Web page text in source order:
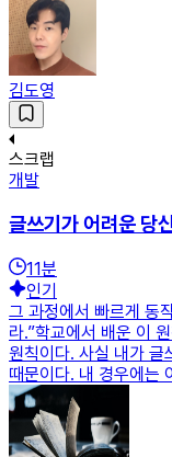
김도영
스크랩
개발
글쓰기가 어려운 당
11분
인기
그 과정에서 빠르게 동
라.”학교에서 배운 이
원칙이다. 사실 내가 글
때문이다. 내 경우에는